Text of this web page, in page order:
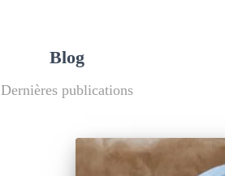
Blog
Dernières publications